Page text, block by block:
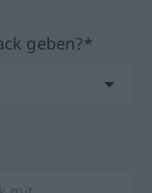
geben?*